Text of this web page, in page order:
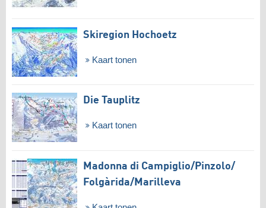
Skiregion Hochoetz
Kaart tonen
Die Tauplitz
Kaart tonen
Madonna di Campiglio/​Pinzolo/​
Folgàrida/​Marilleva